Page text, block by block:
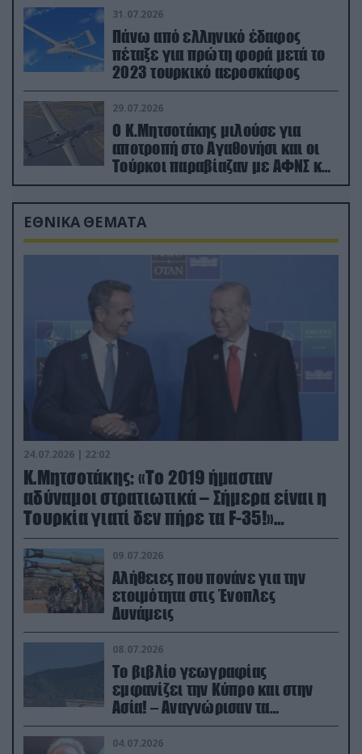
31.07.2026
Πάνω από ελληνικό έδαφος
πέταξε για πρώτη φορά μετά το
2023 τουρκικό αεροσκάφος
29.07.2026
Ο Κ.Μητσοτάκης μιλούσε για
αποτροπή στο Αγαθονήσι και οι
Τούρκοι παραβίαζαν με ΑΦΝΣ και
drone
ΕΘΝΙΚΑ ΘΕΜΑΤΑ
24.07.2026 | 22:02
Κ.Μητσοτάκης: «Το 2019 ήμασταν
αδύναμοι στρατιωτικά – Σήμερα είναι η
Τουρκία γιατί δεν πήρε τα F-35!»
(βίντεο)
09.07.2026
Αλήθειες που πονάνε για την
ετοιμότητα στις Ένοπλες
Δυνάμεις
08.07.2026
Το βιβλίο γεωγραφίας
εμφανίζει την Κύπρο και στην
Ασία! – Αναγνώρισαν τα
κατεχόμενα; (φωτο)
04.07.2026